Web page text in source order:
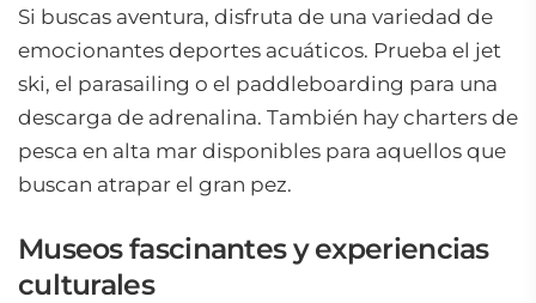
Si buscas aventura, disfruta de una variedad de
emocionantes deportes acuáticos. Prueba el jet
ski, el parasailing o el paddleboarding para una
descarga de adrenalina. También hay charters de
pesca en alta mar disponibles para aquellos que
buscan atrapar el gran pez.
Museos fascinantes y experiencias
culturales